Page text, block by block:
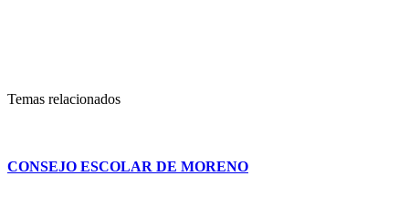
Temas relacionados
CONSEJO ESCOLAR DE MORENO